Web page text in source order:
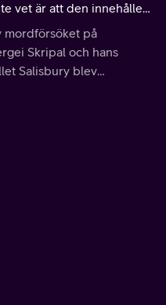
vet är att den innehåller
mordförsöket på
Skripal och hans
Salisbury blev